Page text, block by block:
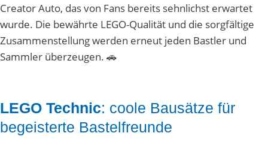
Creator Auto, das von Fans bereits sehnlichst erwartet
wurde. Die bewährte LEGO-Qualität und die sorgfältige
Zusammenstellung werden erneut jeden Bastler und
Sammler überzeugen. 🚗
LEGO Technic: coole Bausätze für
begeisterte Bastelfreunde